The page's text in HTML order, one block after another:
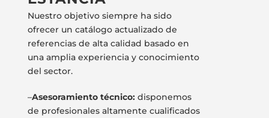
Nuestro objetivo siempre ha sido
ofrecer un catálogo actualizado de
referencias de alta calidad basado en
una amplia experiencia y conocimiento
del sector.
–Asesoramiento técnico:disponemos
de profesionales altamente cualificados